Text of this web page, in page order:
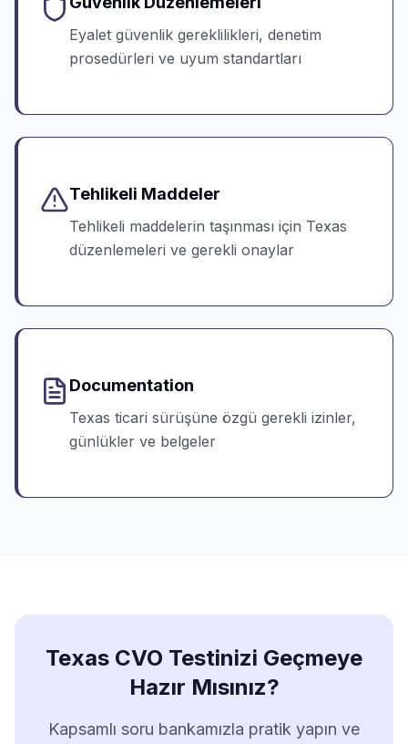
Eyalet güvenlik gereklilikleri, denetim
prosedürleri ve uyum standartları
Tehlikeli Maddeler
Tehlikeli maddelerin taşınması için Texas
düzenlemeleri ve gerekli onaylar
Documentation
Texas ticari sürüşüne özgü gerekli izinler,
günlükler ve belgeler
Texas CVO Testinizi Geçmeye
Hazır Mısınız?
Kapsamlı soru bankamızla pratik yapın ve